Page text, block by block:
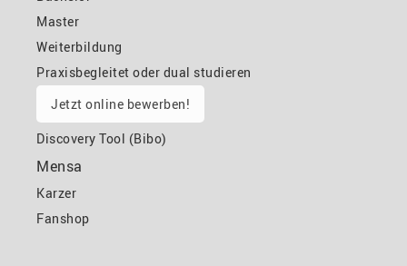
Master
Weiterbildung
Praxisbegleitet oder dual studieren
Jetzt online bewerben!
Discovery Tool (Bibo)
Mensa
Karzer
Fanshop